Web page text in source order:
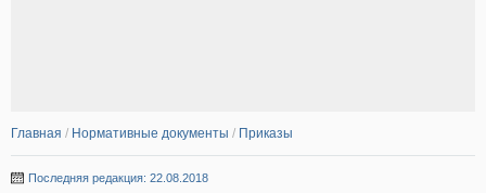
Главная / Нормативные документы / Приказы
Последняя редакция: 22.08.2018